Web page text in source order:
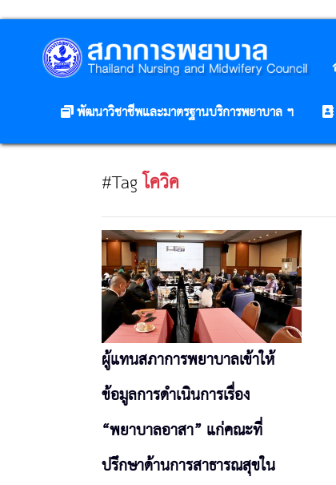
พัฒนาวิชาชีพและมาตรฐานบริการพยาบาล ฯ
#Tagโควิค
ผู้แทนสภาการพยาบาลเข้าให้
ข้อมูลการดำเนินการเรื่อง
“พยาบาลอาสา” แก่คณะที่
ปรึกษาด้านการสาธารณสุขใน